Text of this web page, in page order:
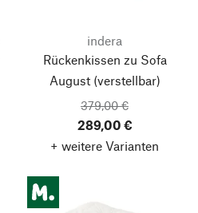
indera
Rückenkissen zu Sofa
August(verstellbar)
379,00 €
289,00 €
+ weitere Varianten